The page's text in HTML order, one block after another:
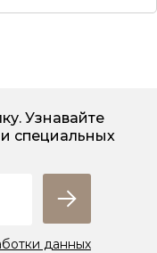
Узнавайте
специальных
данных